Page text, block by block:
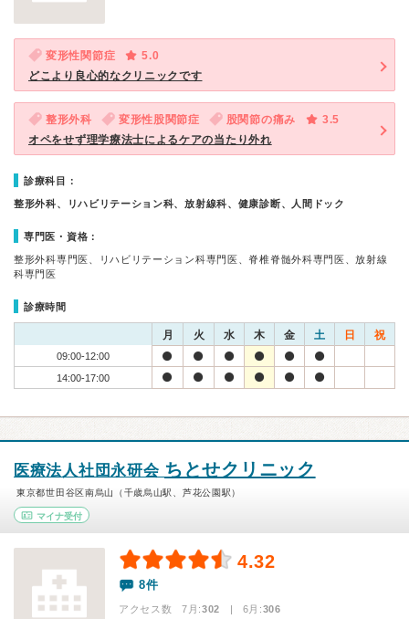
変形性関節症
5.0
どこより良心的なクリニックです
整形外科 変形性股関節症 股関節の痛み
3.5
オペをせず理学療法士によるケアの当たり外れ
診療科目：
整形外科、リハビリテーション科、放射線科、健康診断、人間ドック
専門医・資格：
整形外科専門医、リハビリテーション科専門医、脊椎脊髄外科専門医、放射線
科専門医
診療時間
月 火 水 木 金 土 日 祝
09:00-12:00
14:00-17:00
医療法人社団永研会 ちとせクリニック
東京都世田谷区南烏山（千歳烏山駅、芦花公園駅）
マイナ受付
4.32
8件
アクセス数 7月:302 | 6月:306